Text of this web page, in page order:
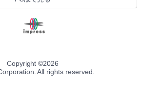
Copyright ©2026
All rights reserved.